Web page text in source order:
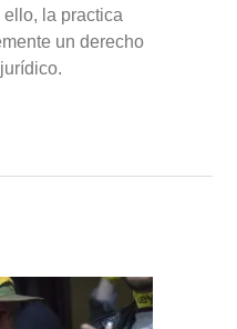
la practica
un derecho